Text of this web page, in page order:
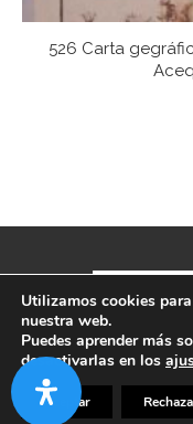
526 Carta
Política de
Utilizamos cookies
nuestra web.
Puedes aprender más
desactivarlas en los
Aceptar